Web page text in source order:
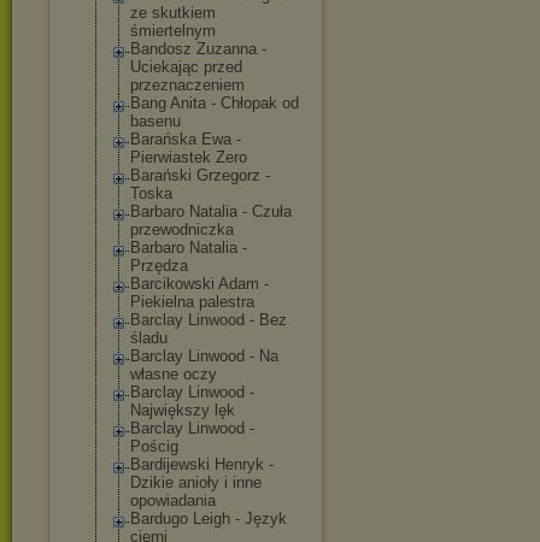
ze skutkiem
śmiertelnym
Bandosz Zuzanna -
Uciekając przed
przeznaczeniem
Bang Anita - Chłopak od
basenu
Barańska Ewa -
Pierwiastek Zero
Barański Grzegorz -
Toska
Barbaro Natalia - Czuła
przewodniczka
Barbaro Natalia -
Przędza
Barcikowski Adam -
Piekielna palestra
Barclay Linwood - Bez
śladu
Barclay Linwood - Na
własne oczy
Barclay Linwood -
Największy lęk
Barclay Linwood -
Pościg
Bardijewski Henryk -
Dzikie anioły i inne
opowiadania
Bardugo Leigh - Język
cierni